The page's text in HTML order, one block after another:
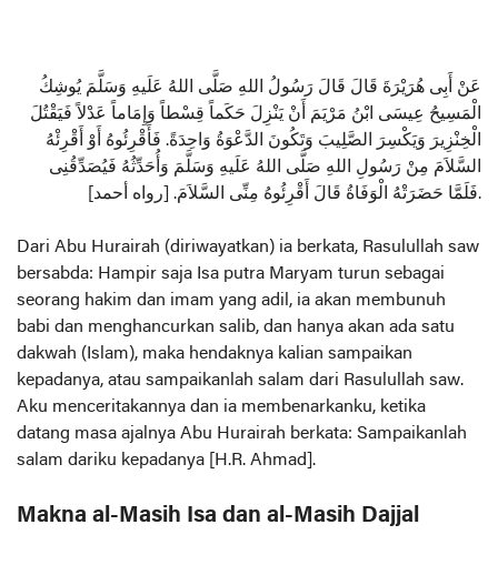
عَنْ أَبِى هُرَيْرَةَ قَالَ قَالَ رَسُولُ اللهِ صَلَّى اللهُ عَلَيهِ وَسَلَّمَ يُوشِكُ
الْمَسِيحُ عِيسَى ابْنُ مَرْيَمَ أَنْ يَنْزِلَ حَكَماً قِسْطاً وَإِمَاماً عَدْلاً فَيَقْتُلَ
الْخِنْزِيرَ وَيَكْسِرَ الصَّلِيبَ وَتَكُونَ الدَّعْوَةُ وَاحِدَةً. فَأَقْرِئُوهُ أَوْ أَقْرِئْهُ
السَّلاَمَ مِنْ رَسُولِ اللهِ صَلَّى اللهُ عَلَيهِ وَسَلَّمَ وَأُحَدِّثُهُ فَيُصَدِّقُنِى
فَلَمَّا حَضَرَتْهُ الْوَفَاةُ قَالَ أَقْرِئُوهُ مِنِّى السَّلاَمَ. [رواه أحمد].
Dari Abu Hurairah (diriwayatkan) ia berkata, Rasulullah saw
bersabda: Hampir saja Isa putra Maryam turun sebagai
seorang hakim dan imam yang adil, ia akan membunuh
babi dan menghancurkan salib, dan hanya akan ada satu
dakwah (Islam), maka hendaknya kalian sampaikan
kepadanya, atau sampaikanlah salam dari Rasulullah saw.
Aku menceritakannya dan ia membenarkanku, ketika
datang masa ajalnya Abu Hurairah berkata: Sampaikanlah
salam dariku kepadanya [H.R. Ahmad].
Makna al-Masih Isa dan al-Masih Dajjal